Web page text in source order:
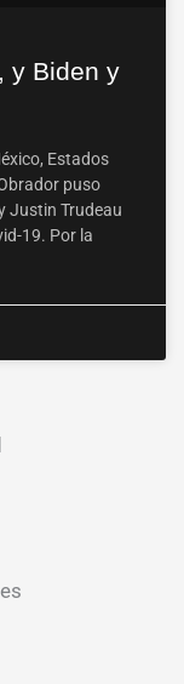
y Biden y
Estados
puso
Justin Trudeau
19. Por la